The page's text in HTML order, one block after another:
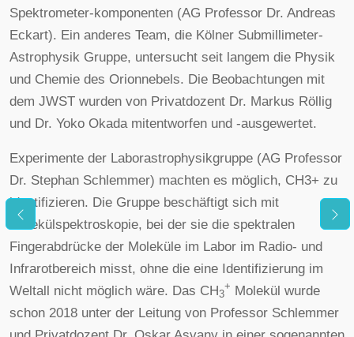
Spektrometer-komponenten (AG Professor Dr. Andreas
Eckart). Ein anderes Team, die Kölner Submillimeter-
Astrophysik Gruppe, untersucht seit langem die Physik
und Chemie des Orionnebels. Die Beobachtungen mit
dem JWST wurden von Privatdozent Dr. Markus Röllig
und Dr. Yoko Okada mitentworfen und -ausgewertet.
Experimente der Laborastrophysikgruppe (AG Professor
Dr. Stephan Schlemmer) machten es möglich, CH3+ zu
identifizieren. Die Gruppe beschäftigt sich mit
Molekülspektroskopie, bei der sie die spektralen
Fingerabdrücke der Moleküle im Labor im Radio- und
Infrarotbereich misst, ohne die eine Identifizierung im
Weltall nicht möglich wäre. Das CH3
+ Molekül wurde
schon 2018 unter der Leitung von Professor Schlemmer